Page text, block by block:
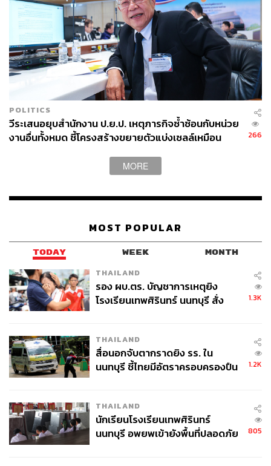
POLITICS
วีระเสนอยุบสำนักงาน ป.ย.ป. เหตุภารกิจซ้ำซ้อนกับหน่วย
งานอื่นทั้งหมด ชี้โครงสร้างขยายตัวแบ่งเซลล์เหมือน
266
MORE
MOST POPULAR
TODAY WEEK MONTH
THAILAND
รอง ผบ.ตร. บัญชาการเหตุยิง
โรงเรียนเทพศิรินทร์ นนทบุรี สั่ง
1.3K
THAILAND
สื่อนอกจับตากราดยิง รร. ใน
นนทบุรี ชี้ไทยมีอัตราครอบครองปืน
1.2K
THAILAND
นักเรียนโรงเรียนเทพศิรินทร์
นนทบุรี อพยพเข้ายังพื้นที่ปลอดภัย
805